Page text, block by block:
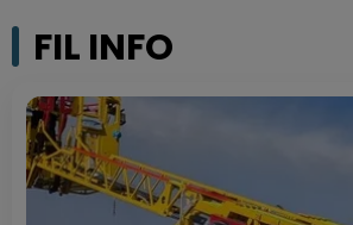
FIL INFO